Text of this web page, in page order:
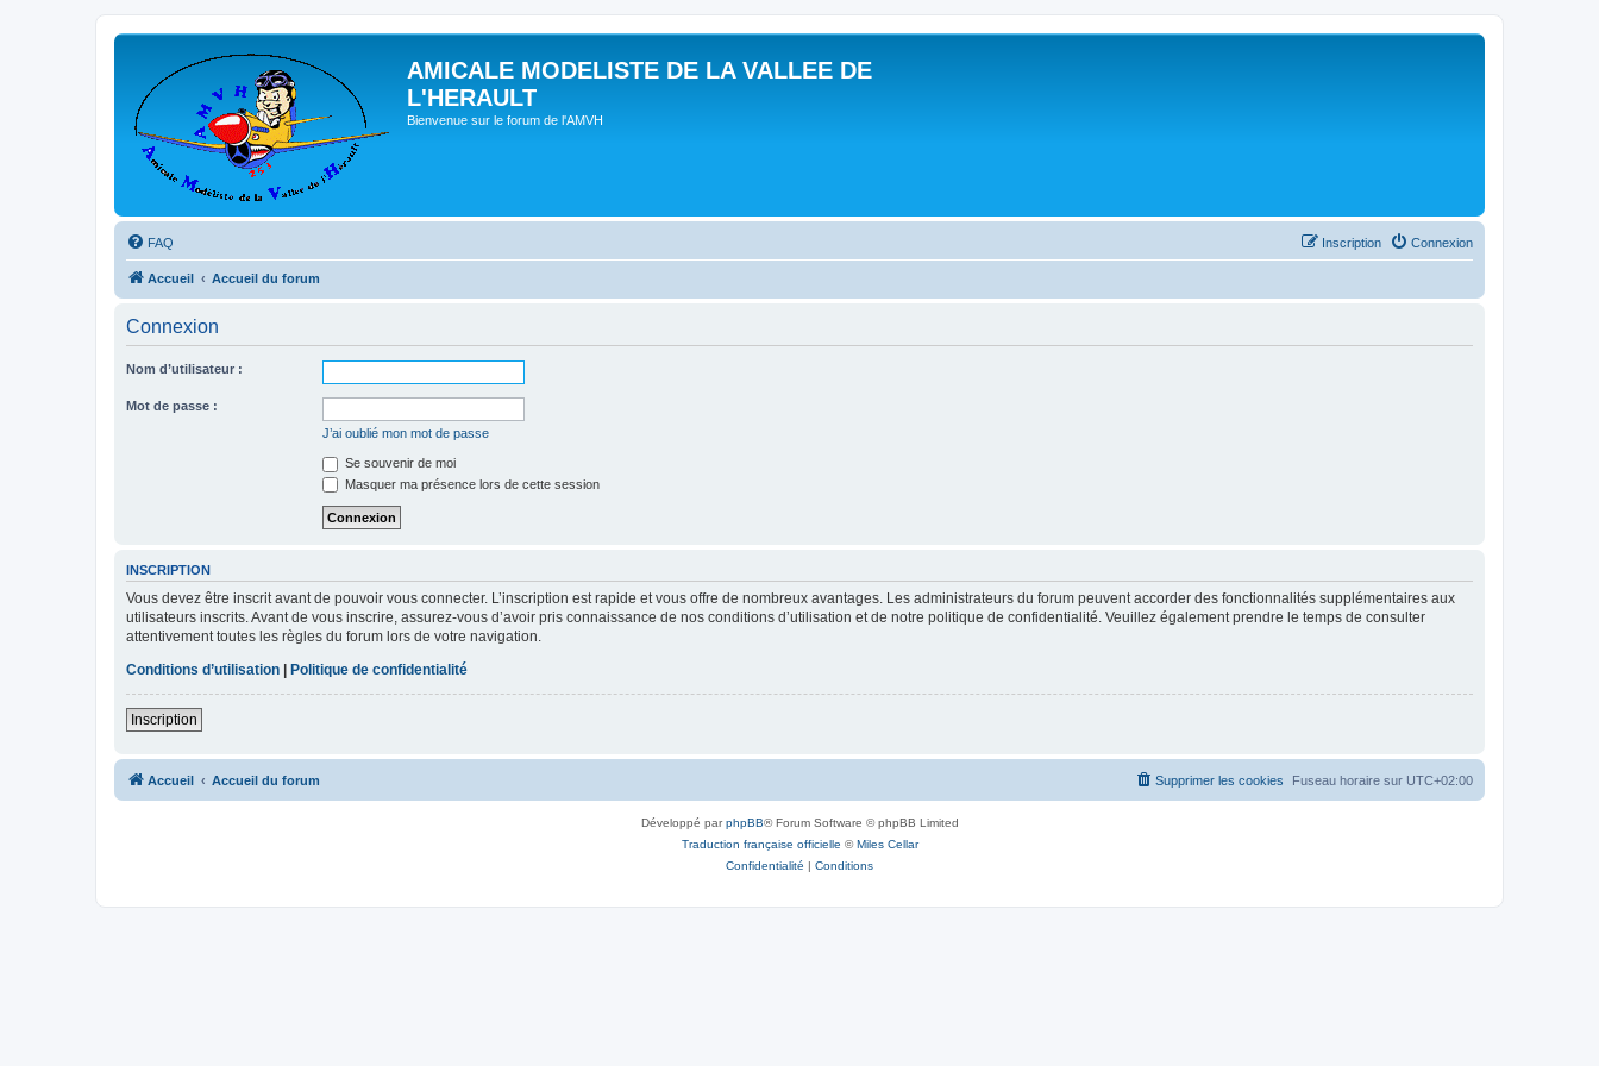
AMICALE MODELISTE DE LA VALLEE DE
L'HERAULT
Bienvenue sur le forum de l'AMVH
FAQ Connexion
Inscription
Accueil Accueil du forum
Connexion
Nom d’utilisateur :
Mot de passe :
J’ai oublié mon mot de passe
Se souvenir de moi
Masquer ma présence lors de cette session
INSCRIPTION
Vous devez être inscrit avant de pouvoir vous connecter. L’inscription est rapide et vous offre de nombreux avantages. Les administrateurs du forum peuvent accorder des fonctionnalités supplémentaires aux
utilisateurs inscrits. Avant de vous inscrire, assurez-vous d’avoir pris connaissance de nos conditions d’utilisation et de notre politique de confidentialité. Veuillez également prendre le temps de consulter
attentivement toutes les règles du forum lors de votre navigation.
Conditions d’utilisation | Politique de confidentialité
Inscription
Accueil Accueil du forum Fuseau horaire sur UTC+02:00
Supprimer les cookies
Développé parphpBB® Forum Software © phpBB Limited
Traduction française officielle ©Miles Cellar
Confidentialité | Conditions